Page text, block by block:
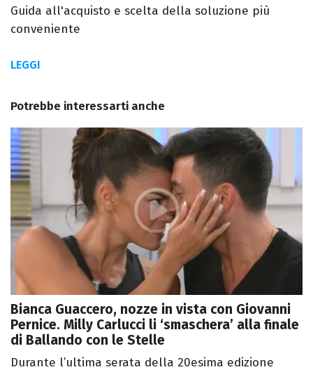
Guida all'acquisto e scelta della soluzione più
conveniente
LEGGI
Potrebbe interessarti anche
Bianca Guaccero, nozze in vista con Giovanni
Pernice. Milly Carlucci li ‘smaschera’ alla finale
di Ballando con le Stelle
Durante l’ultima serata della 20esima edizione